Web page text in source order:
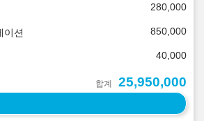
280,000
이션 850,000
40,000
합계 25,950,000